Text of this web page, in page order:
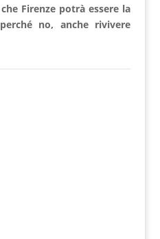
Firenze potrà essere la
no, anche rivivere